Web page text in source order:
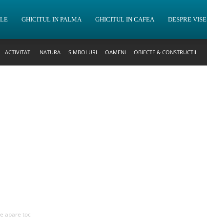
GHICITUL IN PALMA GHICITUL IN CAFEA DESPRE VISE
ACTIVITATI NATURA SIMBOLURI OAMENI OBIECTE & CONSTRUCTII
apare toc